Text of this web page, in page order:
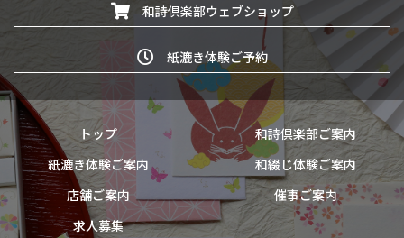
和詩倶楽部ウェブショップ
紙漉き体験ご予約
トップ
和詩倶楽部ご案内
紙漉き体験ご案内
和綴じ体験ご案内
店舗ご案内
催事ご案内
求人募集